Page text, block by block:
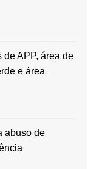
de APP, área de
e área
abuso de